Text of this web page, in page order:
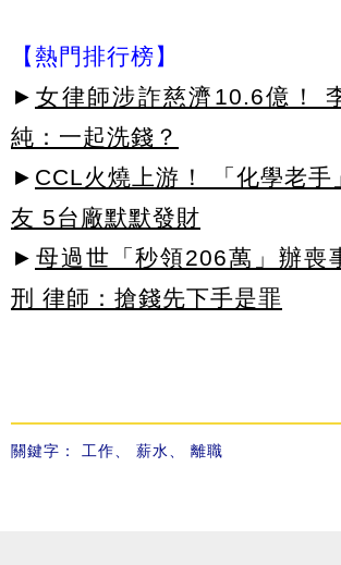
【熱門排行榜】
► 女律師涉詐慈濟10.6億！
純：一起洗錢？
► CCL火燒上游！ 「化學老手
友 5台廠默默發財
► 母過世「秒領206萬」辦喪
刑 律師：搶錢先下手是罪
關鍵字： 工作 薪水 離職